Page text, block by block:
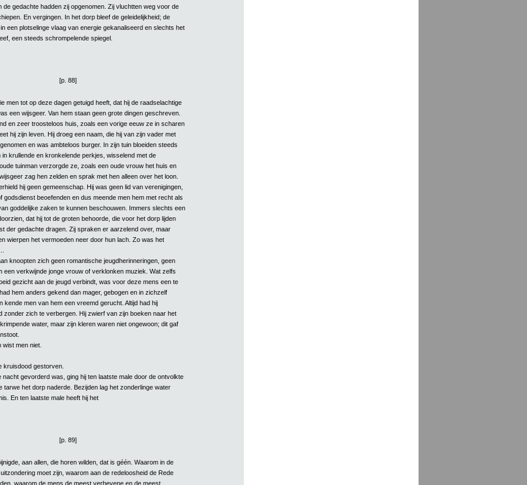
de gedachte hadden zij opgenomen. Zij vluchtten weg voor de
En vergingen. In het dorp bleef de geleidelijkheid; de
een plotselinge vlaag van energie gekanaliseerd en slechts het
een steeds schrompelende spiegel.
[p. 88]
men tot op deze dagen getuigd heeft, dat hij de raadselachtige
een wijsgeer. Van hem staan geen grote dingen geschreven.
en zeer troosteloos huis, zoals een vorige eeuw ze in scharen
hij zijn leven. Hij droeg een naam, die hij van zijn vader met
en was ambteloos burger. In zijn tuin bloeiden steeds
in krullende en kronkelende perkjes, wisselend met de
tuinman verzorgde ze, zoals een oude vrouw het huis en
zag hen zelden en sprak met hen alleen over het loon.
hij geen gemeenschap. Hij was geen lid van verenigingen,
godsdienst beoefenden en dus meende men hem met recht als
goddelijke zaken te kunnen beschouwen. Immers slechts een
dat hij tot de groten behoorde, die voor het dorp lijden
der gedachte dragen. Zij spraken er aarzelend over, maar
wierpen het vermoeden neer door hun lach. Zo was het
knoopten zich geen romantische jeugdherinneringen, geen
een verkwijnde jonge vrouw of verklonken muziek. Wat zelfs
gezicht aan de jeugd verbindt, was voor deze mens een te
hem anders gekend dan mager, gebogen en in zichzelf
kende men van hem een vreemd gerucht. Altijd had hij
zonder zich te verbergen. Hij zwierf van zijn boeken naar het
water, maar zijn kleren waren niet ongewoon; dit gaf
wist men niet.
kruisdood gestorven.
nacht gevorderd was, ging hij ten laatste male door de ontvolkte
tarwe het dorp naderde. Bezijden lag het zonderlinge water
En ten laatste male heeft hij het
[p. 89]
aan allen, die horen wilden, dat is géén. Waarom in de
moet zijn, waarom aan de redeloosheid de Rede
waarom de mens de meest verhevene en de meest